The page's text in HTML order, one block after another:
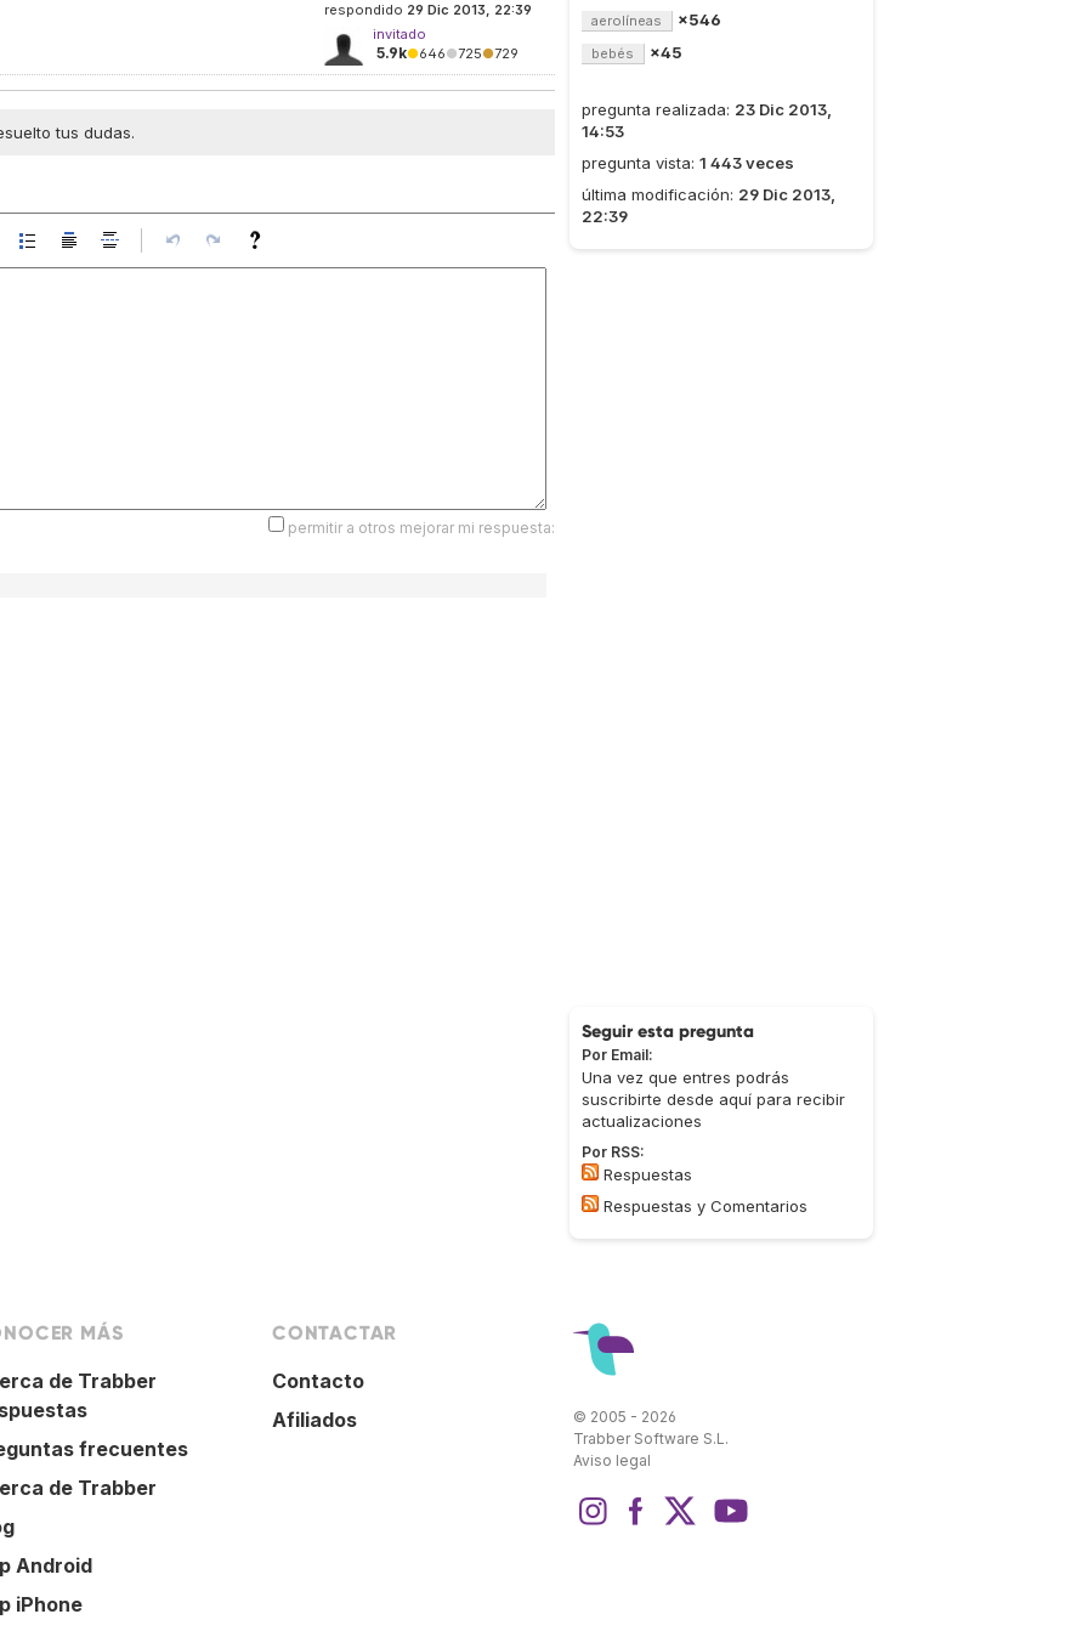
respondido 29 Dic 2013, 22:39
invitado
5.9k●646●725●729
tus dudas.
permitir a otros mejorar mi respuesta:
aerolíneas ×546
bebés ×45
pregunta realizada: 23 Dic 2013,
14:53
pregunta vista: 1 443 veces
última modificación: 29 Dic 2013,
22:39
Seguir esta pregunta
Por Email:
Una vez que entres podrás
suscribirte desde aquí para recibir
actualizaciones
Por RSS:
Respuestas
Respuestas y Comentarios
MÁS
de Trabber
frecuentes
de Trabber
Android
iPhone
CONTACTAR
Contacto
Afiliados
© 2005 - 2026
Trabber Software S.L.
Aviso legal